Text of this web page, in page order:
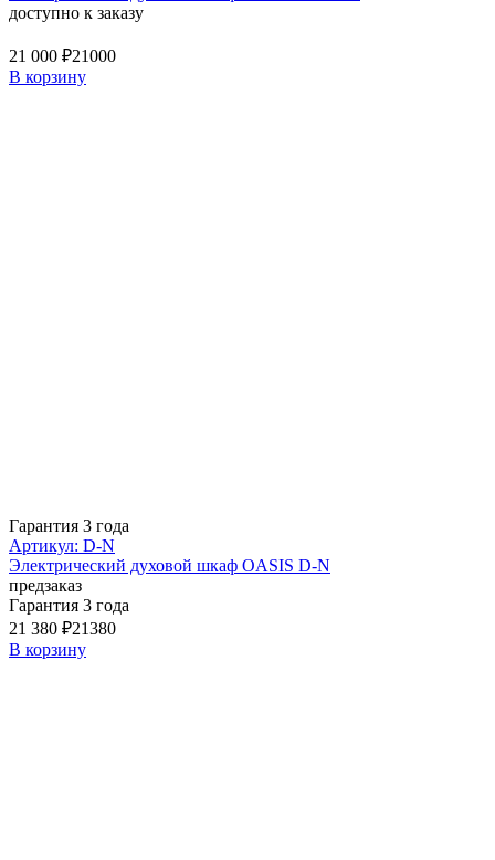
доступно к заказу
21 000 ₽21000
В корзину
Гарантия 3 года
Артикул: D-N
Электрический духовой шкаф OASIS D-N
предзаказ
Гарантия 3 года
21 380 ₽21380
В корзину